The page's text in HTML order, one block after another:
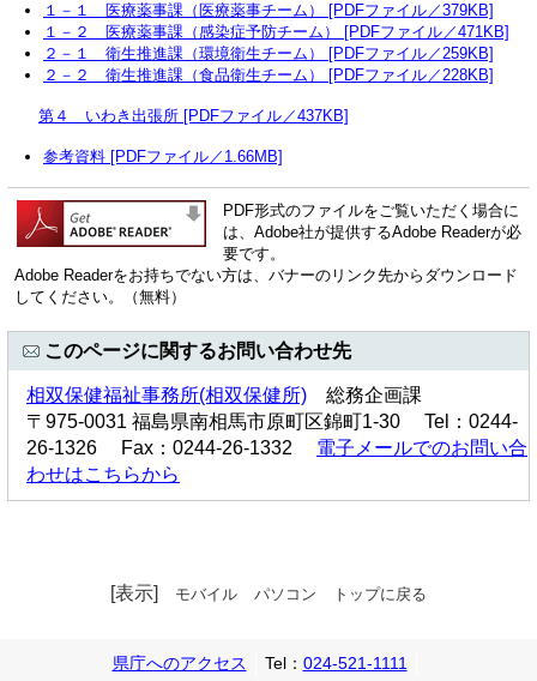
１－１ 医療薬事課（医療薬事チーム） [PDFファイル／379KB]
１－２ 医療薬事課（感染症予防チーム） [PDFファイル／471KB]
２－１ 衛生推進課（環境衛生チーム） [PDFファイル／259KB]
２－２ 衛生推進課（食品衛生チーム） [PDFファイル／228KB]
第４ いわき出張所 [PDFファイル／437KB]
参考資料 [PDFファイル／1.66MB]
PDF形式のファイルをご覧いただく場合に
は、Adobe社が提供するAdobe Readerが必
要です。
Adobe Readerをお持ちでない方は、バナーのリンク先からダウンロード
してください。（無料）
このページに関するお問い合わせ先
相双保健福祉事務所(相双保健所) 総務企画課
〒975-0031 福島県南相馬市原町区錦町1-30 Tel：0244-
26-1326 Fax：0244-26-1332 電子メールでのお問い合
わせはこちらから
[表示] モバイル パソコン トップに戻る
県庁へのアクセス Tel： 024-521-1111